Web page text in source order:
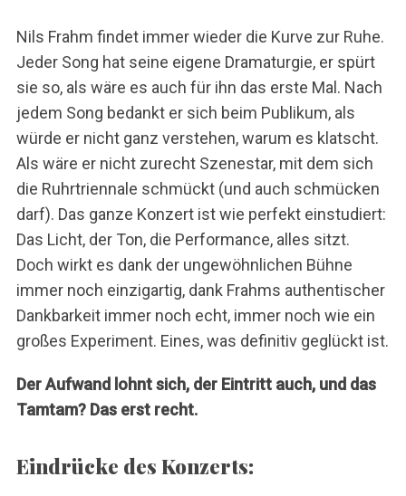
Nils Frahm findet immer wieder die Kurve zur Ruhe.
Jeder Song hat seine eigene Dramaturgie, er spürt
sie so, als wäre es auch für ihn das erste Mal. Nach
jedem Song bedankt er sich beim Publikum, als
würde er nicht ganz verstehen, warum es klatscht.
Als wäre er nicht zurecht Szenestar, mit dem sich
die Ruhrtriennale schmückt (und auch schmücken
darf). Das ganze Konzert ist wie perfekt einstudiert:
Das Licht, der Ton, die Performance, alles sitzt.
Doch wirkt es dank der ungewöhnlichen Bühne
immer noch einzigartig, dank Frahms authentischer
Dankbarkeit immer noch echt, immer noch wie ein
großes Experiment. Eines, was definitiv geglückt ist.
Der Aufwand lohnt sich, der Eintritt auch, und das
Tamtam? Das erst recht.
Eindrücke des Konzerts:
a